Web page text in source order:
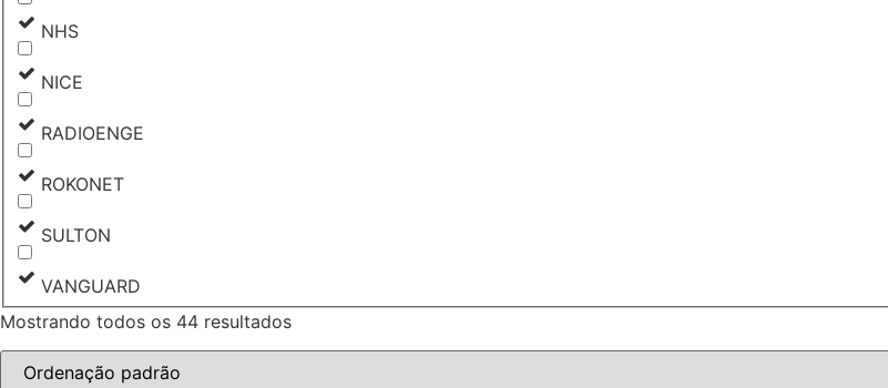
NHS
NICE
RADIOENGE
ROKONET
SULTON
VANGUARD
Mostrando todos os 44 resultados